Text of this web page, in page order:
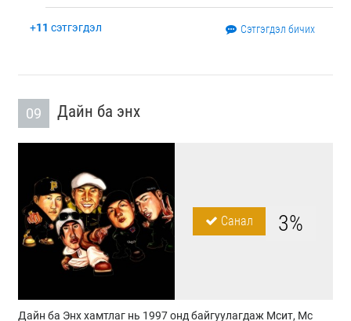
+11 сэтгэгдэл Сэтгэгдэл бичих
09 Дайн ба энх
Санал 3%
Дайн ба Энх хамтлаг нь 1997 онд байгуулагдаж Мсит, Мс